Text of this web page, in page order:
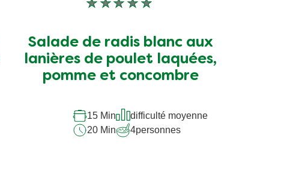
Aucune
soumise
pour
ce
Salade de radis blanc aux
lanières de poulet laquées,
pomme et concombre
15 Min
difficulté moyenne
20 Min
4personnes